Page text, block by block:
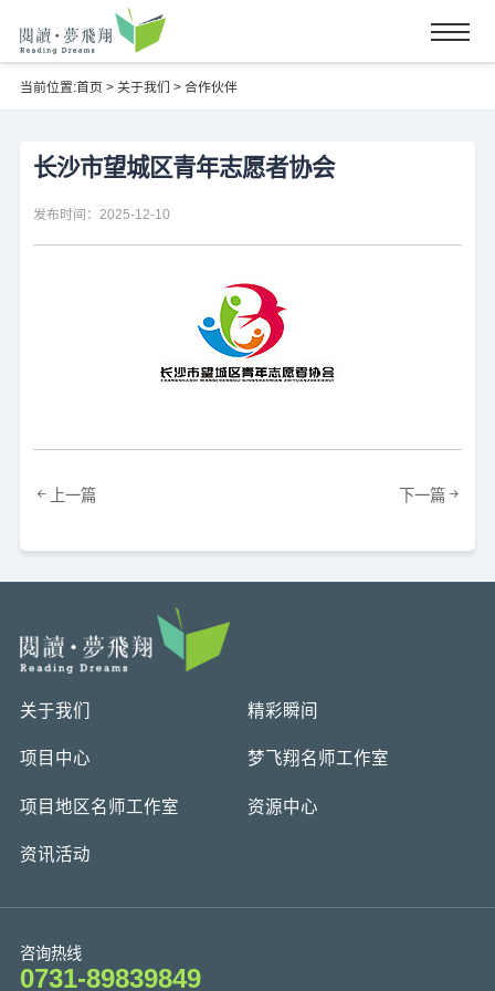
当前位置:首页 > 关于我们 > 合作伙伴
长沙市望城区青年志愿者协会
发布时间：2025-12-10
上一篇 下一篇
关于我们 精彩瞬间
项目中心 梦飞翔名师工作室
项目地区名师工作室 资源中心
资讯活动
咨询热线
0731-89839849